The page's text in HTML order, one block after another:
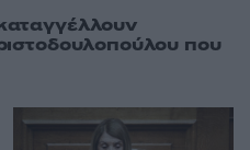
που